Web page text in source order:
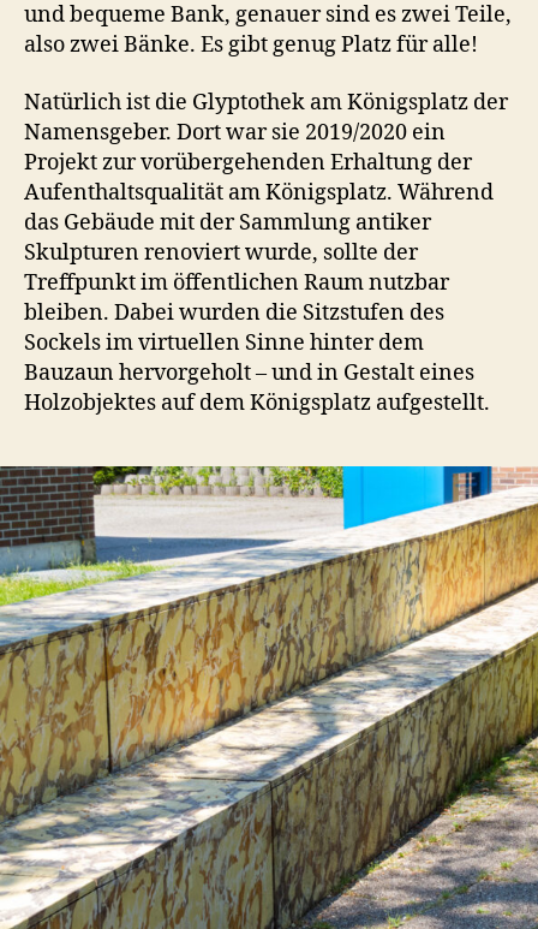
und bequeme Bank, genauer sind es zwei Teile,
also zwei Bänke. Es gibt genug Platz für alle!
Natürlich ist die Glyptothek am Königsplatz der
Namensgeber. Dort war sie 2019/2020 ein
Projekt zur vorübergehenden Erhaltung der
Aufenthaltsqualität am Königsplatz. Während
das Gebäude mit der Sammlung antiker
Skulpturen renoviert wurde, sollte der
Treffpunkt im öffentlichen Raum nutzbar
bleiben. Dabei wurden die Sitzstufen des
Sockels im virtuellen Sinne hinter dem
Bauzaun hervorgeholt – und in Gestalt eines
Holzobjektes auf dem Königsplatz aufgestellt.